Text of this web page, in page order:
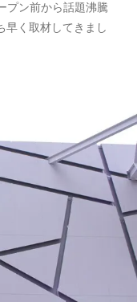
プン前から話題沸騰
早く取材してきまし